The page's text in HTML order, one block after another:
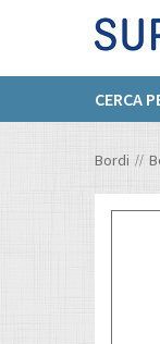
CERCA
Bordi